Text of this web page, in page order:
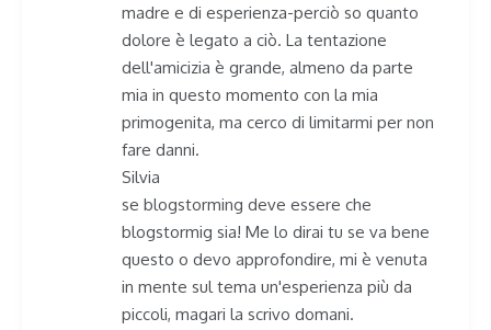
madre e di esperienza-perciò so quanto
dolore è legato a ciò. La tentazione
dell'amicizia è grande, almeno da parte
mia in questo momento con la mia
primogenita, ma cerco di limitarmi per non
fare danni.
Silvia
se blogstorming deve essere che
blogstormig sia! Me lo dirai tu se va bene
questo o devo approfondire, mi è venuta
in mente sul tema un'esperienza più da
piccoli, magari la scrivo domani.